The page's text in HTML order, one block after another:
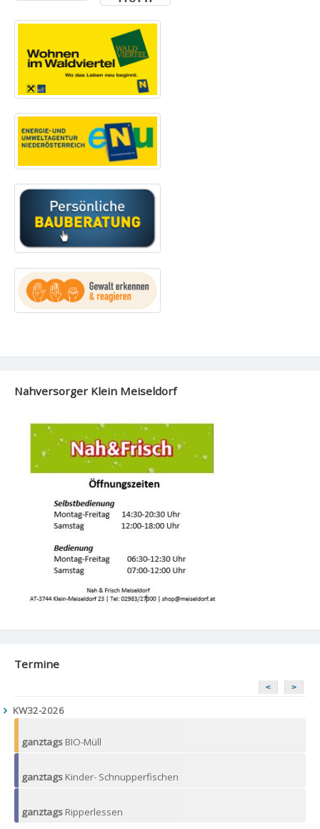
Nahversorger Klein Meiseldorf
Termine
< >
KW32-2026
ganztags BIO-Müll
ganztags Kinder- Schnupperfischen
ganztags Ripperlessen